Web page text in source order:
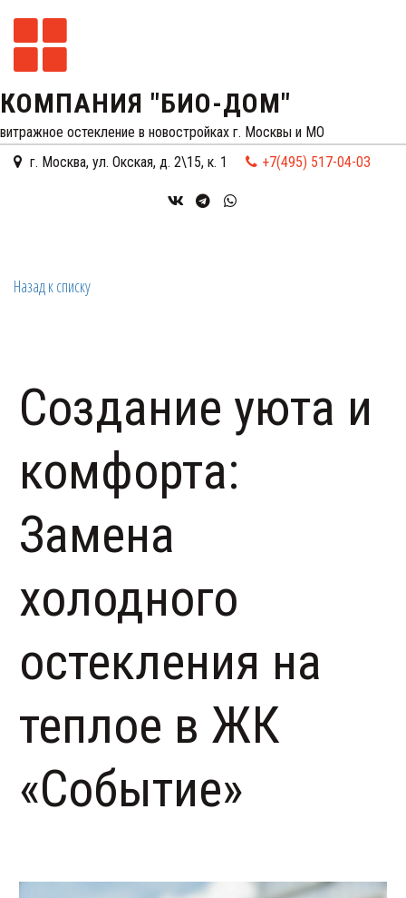
КОМПАНИЯ "БИО-ДОМ"
витражное остекление в новостройках г. Москвы и МО
г. Москва, ул. Окская, д. 2\15, к. 1 +7(495) 517-04-03
Назад к списку
Создание уюта и
комфорта:
Замена
холодного
остекления на
теплое в ЖК
«Событие»